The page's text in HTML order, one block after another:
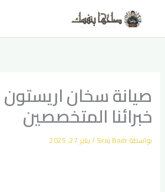
المحتوى
صيانة سخان اريستون
خبرائنا المتخصصين
بواسطة Siraj Badr
/يناير 27, 2025